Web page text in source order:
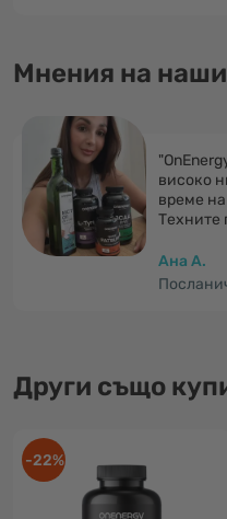
Мнения на
високо
време
Техните
Ана А.
Други също
-22%